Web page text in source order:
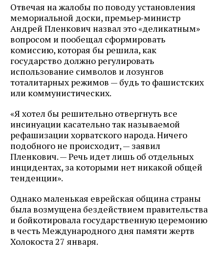
Отвечая на жалобы по поводу установления
мемориальной доски, премьер‑министр
Андрей Пленкович назвал это «деликатным»
вопросом и пообещал сформировать
комиссию, которая бы решила, как
государство должно регулировать
использование символов и лозунгов
тоталитарных режимов — будь то фашистских
или коммунистических.
«Я хотел бы решительно отвергнуть все
инсинуации касательно так называемой
рефашизации хорватского народа. Ничего
подобного не происходит, — заявил
Пленкович. — Речь идет лишь об отдельных
инцидентах, за которыми нет никакой общей
тенденции».
Однако маленькая еврейская община страны
была возмущена бездействием правительства
и бойкотировала государственную церемонию
в честь Международного дня памяти жертв
Холокоста 27 января.